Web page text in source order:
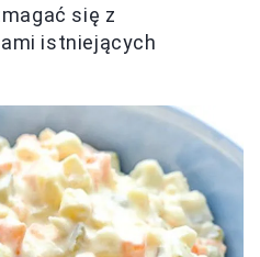
się z
istniejących